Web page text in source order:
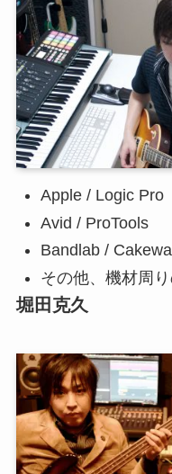
Apple / Logic Pro
Avid / ProTools
Bandlab /
その他、機材周
堀田克久